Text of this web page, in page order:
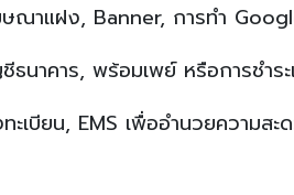
ณาแฝง, Banner, การทำ
ธนาคาร, พร้อมเพย์ หรือการชำ
บียน, EMS เพื่ออำนวยความสะ